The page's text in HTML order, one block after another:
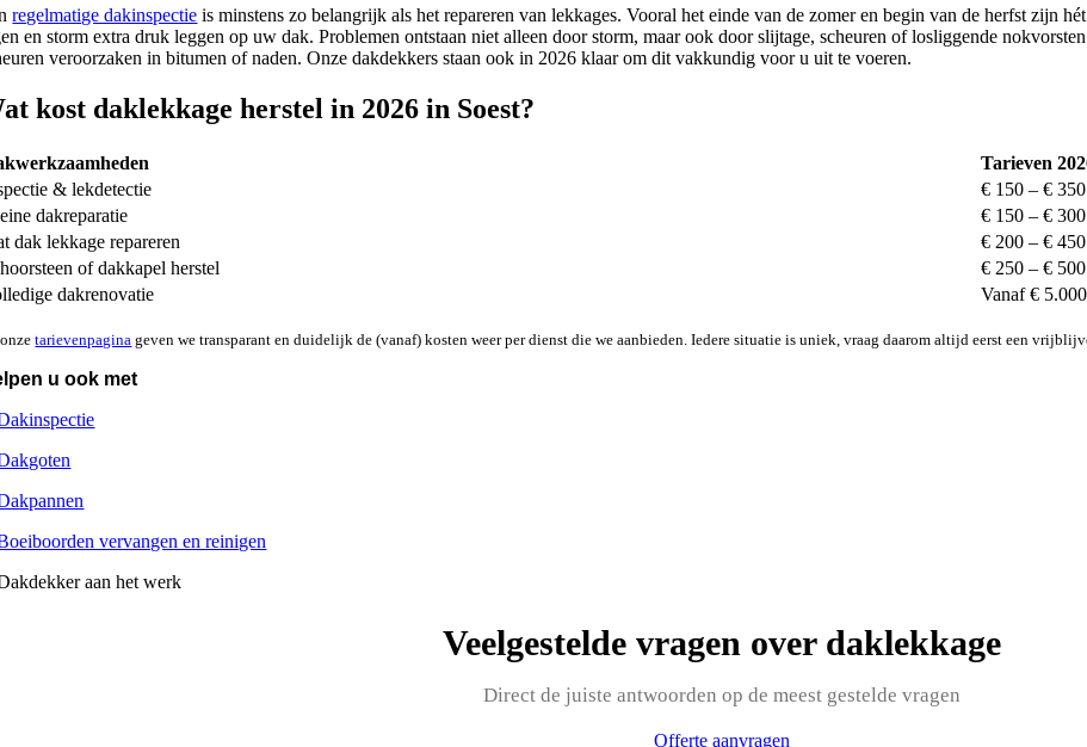
regelmatige dakinspectie is minstens zo belangrijk als het repareren van lekkages. Vooral het einde van de zomer en begin van de herfst zijn
en storm extra druk leggen op uw dak. Problemen ontstaan niet alleen door storm, maar ook door slijtage, scheuren of losliggende
veroorzaken in bitumen of naden. Onze dakdekkers staan ook in 2026 klaar om dit vakkundig voor u uit te voeren.
kost daklekkage herstel in 2026 in Soest?
Tarieven
& lekdetectie
€ 150 – € 350
dakreparatie
€ 150 – € 300
dak lekkage repareren
€ 200 – € 450
of dakkapel herstel
€ 250 – € 500
dakrenovatie
Vanaf € 5.000
tarievenpagina geven we transparant en duidelijk de (vanaf) kosten weer per dienst die we aanbieden. Iedere situatie is uniek, vraag daarom altijd eerst een
u ook met
Veelgestelde vragen over daklekkage
Direct de juiste antwoorden op de meest gestelde vragen
Offerte aanvragen